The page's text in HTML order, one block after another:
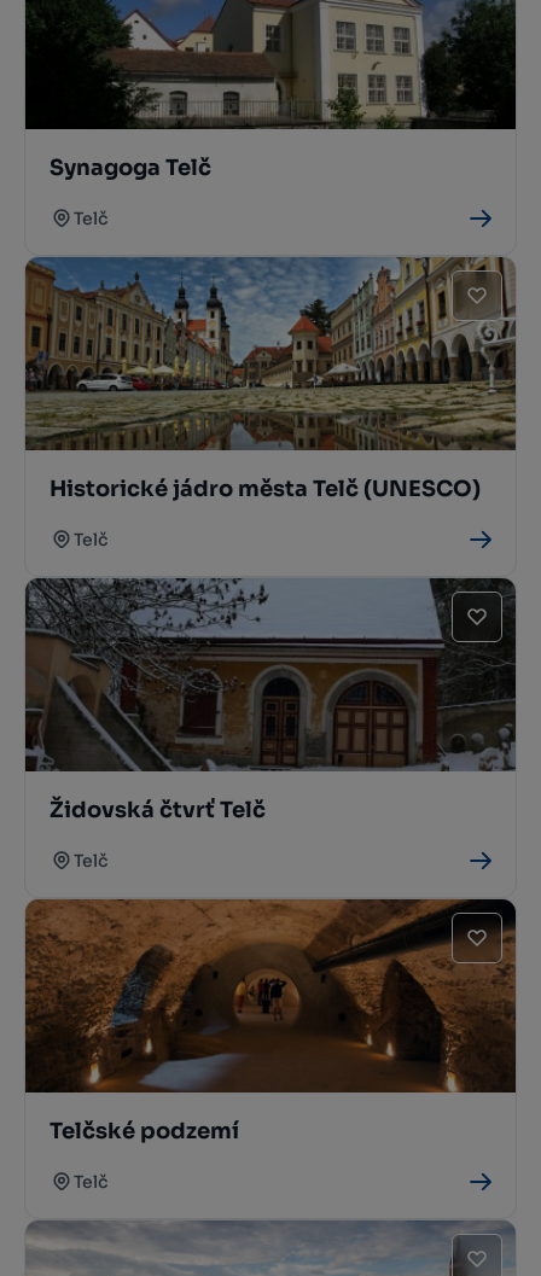
Synagoga Telč
Telč
Historické jádro města Telč (UNESCO)
Telč
Židovská čtvrť Telč
Telč
Telčské podzemí
Telč